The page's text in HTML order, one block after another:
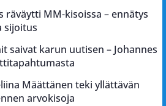
räväytti MM-kisoissa – ennätys
sijoitus
saivat karun uutisen – Johannes
Määttänen teki yllättävän
arvokisoja